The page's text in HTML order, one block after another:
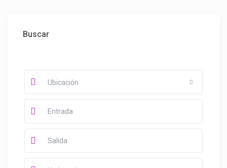
Buscar
Ubicación